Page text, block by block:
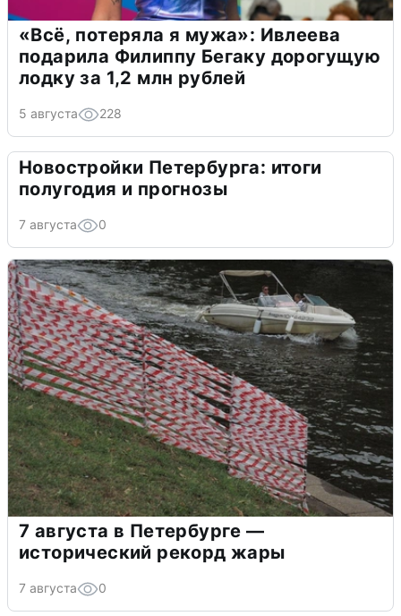
«Всё, потеряла я мужа»: Ивлеева
подарила Филиппу Бегаку дорогущую
лодку за 1,2 млн рублей
5 августа 228
Новостройки Петербурга: итоги
полугодия и прогнозы
7 августа 0
7 августа в Петербурге —
исторический рекорд жары
7 августа 0